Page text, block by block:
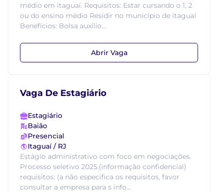
médio em itaguaí. Requisitos: Estar cursando o 1, 2
ou do ensino médio Residir no município de itaguaí
Benefícios: Bolsa auxílio...
Abrir Vaga
Vaga De Estagiário
Estagiário
Baião
Presencial
Itaguaí / RJ
Estágio administrativo com foco em negociações.
Processo seletivo 2025.(informação confidencial)
requisitos: (a não especifica os requisitos, favor
consultar a empresa para s info...